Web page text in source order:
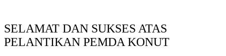
SELAMAT DAN SUKSES ATAS
PELANTIKAN PEMDA KONUT